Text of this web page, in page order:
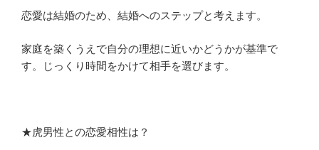
恋愛は結婚のため、結婚へのステップと考えます。
家庭を築くうえで自分の理想に近いかどうかが基準で
す。じっくり時間をかけて相手を選びます。
★虎男性との恋愛相性は？